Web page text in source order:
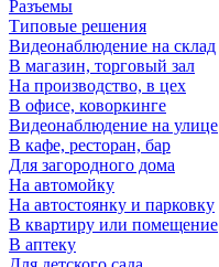
Разъемы
Типовые решения
Видеонаблюдение на склад
В магазин, торговый зал
На производство, в цех
В офисе, коворкинге
Видеонаблюдение на улице
В кафе, ресторан, бар
Для загородного дома
На автомойку
На автостоянку и парковку
В квартиру или помещение
В аптеку